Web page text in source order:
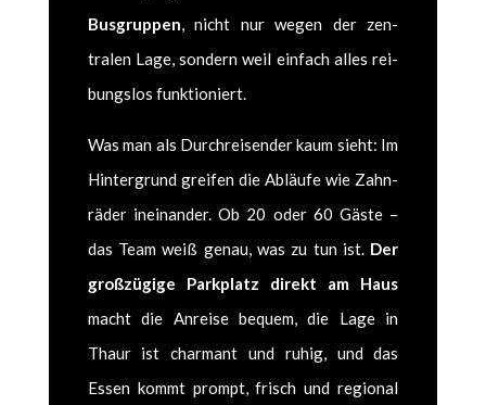
Bus­grup­pen , nicht nur wegen der zen­
tralen Lage, son­dern weil ein­fach alles rei­
bungs­los funk­tion­iert.
Was man als Durchreisender kaum sieht: Im
Hin­ter­grund greifen die Abläufe wie Zah­n­
räder ineinan­der. Ob 20 oder 60 Gäste –
das Team weiß genau, was zu tun ist. Der
großzügige Park­platz direkt am Haus
macht die Anreise bequem, die Lage in
Thaur ist char­mant und ruhig, und das
Essen kommt prompt, frisch und region­al